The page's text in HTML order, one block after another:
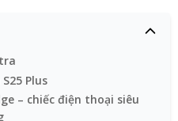
Plus
– chiếc điện thoại siêu